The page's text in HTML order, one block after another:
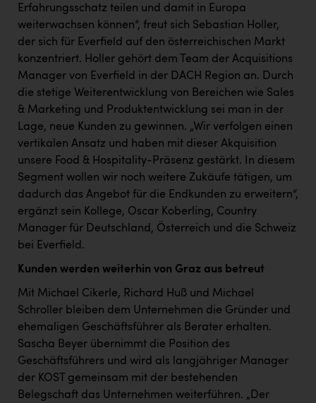
RE/MAX Welcome
Resch&Frisch
RUBBLE MASTER
Ruderclub Wels
SCRI - Salzburg Cancer Research Institute
Schwingshandl - automation technology gmbh
Smurfit Westrock Nettingsdorf
TRAILOMAT & Cycling Austria
VERITAS
Vier Diamanten
Vorlagenportal
Erfahrungsschatz teilen und damit in Europa
weiterwachsen können“, freut sich Sebastian Holler,
der sich für Everfield auf den österreichischen Markt
konzentriert. Holler gehört dem Team der Acquisitions
Manager von Everfield in der DACH Region an. Durch
die stetige Weiterentwicklung von Bereichen wie Sales
& Marketing und Produktentwicklung sei man in der
Lage, neue Kunden zu gewinnen. „Wir verfolgen einen
vertikalen Ansatz und haben mit dieser Akquisition
unsere Food & Hospitality-Präsenz gestärkt. In diesem
Segment wollen wir noch weitere Zukäufe tätigen, um
dadurch das Angebot für die Endkunden zu erweitern“,
ergänzt sein Kollege, Oscar Koberling, Country
Manager für Deutschland, Österreich und die Schweiz
bei Everfield.
Kunden werden weiterhin von Graz aus betreut
Mit Michael Cikerle, Richard Huß und Michael
Schroller bleiben dem Unternehmen die Gründer und
ehemaligen Geschäftsführer als Berater erhalten.
Sascha Beyer übernimmt die Position des
Geschäftsführers und wird als langjähriger Manager
der KOST gemeinsam mit der bestehenden
Belegschaft das Unternehmen weiterführen. „Der